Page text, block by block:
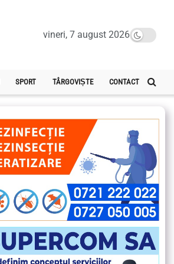
vineri, 7 august 2026
SPORT TÂRGOVIȘTE CONTACT